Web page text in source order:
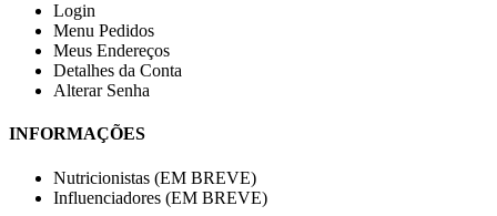
Login
Menu Pedidos
Meus Endereços
Detalhes da Conta
Alterar Senha
INFORMAÇÕES
Nutricionistas (EM BREVE)
Influenciadores (EM BREVE)